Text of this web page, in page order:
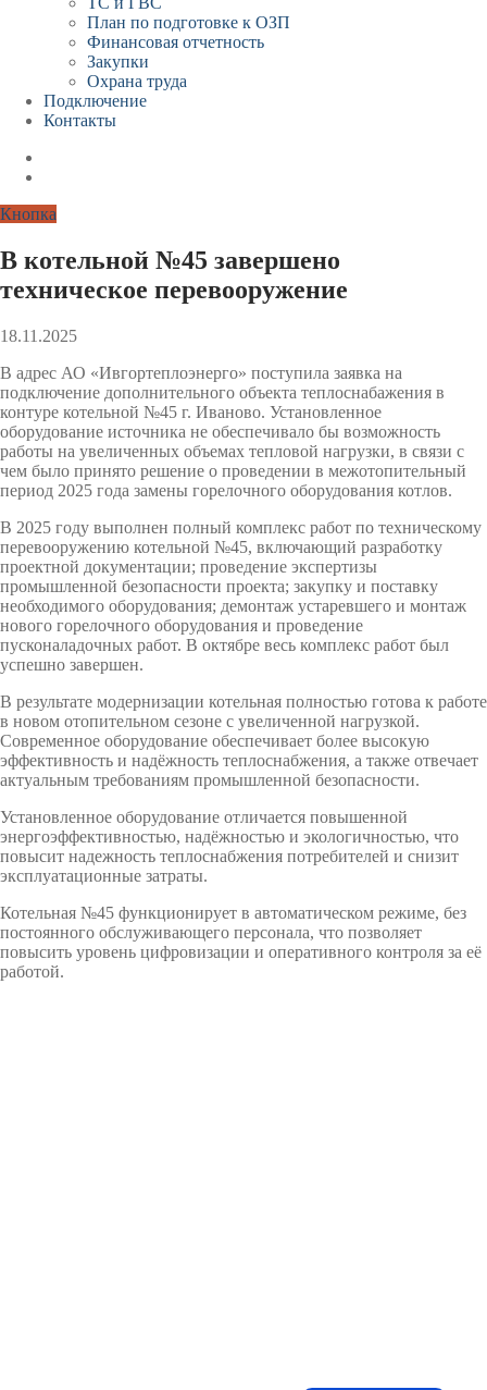
План по подготовке к ОЗП
Финансовая отчетность
Закупки
Охрана труда
Подключение
Контакты
Кнопка
В котельной №45 завершено
техническое перевооружение
18.11.2025
В адрес АО «Ивгортеплоэнерго» поступила заявка на
подключение дополнительного объекта теплоснабажения в
контуре котельной №45 г. Иваново. Установленное
оборудование источника не обеспечивало бы возможность
работы на увеличенных объемах тепловой нагрузки, в связи с
чем было принято решение о проведении в межотопительный
период 2025 года замены горелочного оборудования котлов.
В 2025 году выполнен полный комплекс работ по техническому
перевооружению котельной №45, включающий разработку
проектной документации; проведение экспертизы
промышленной безопасности проекта; закупку и поставку
необходимого оборудования; демонтаж устаревшего и монтаж
нового горелочного оборудования и проведение
пусконаладочных работ. В октябре весь комплекс работ был
успешно завершен.
В результате модернизации котельная полностью готова к работе
в новом отопительном сезоне с увеличенной нагрузкой.
Современное оборудование обеспечивает более высокую
эффективность и надёжность теплоснабжения, а также отвечает
актуальным требованиям промышленной безопасности.
Установленное оборудование отличается повышенной
энергоэффективностью, надёжностью и экологичностью, что
повысит надежность теплоснабжения потребителей и снизит
эксплуатационные затраты.
Котельная №45 функционирует в автоматическом режиме, без
постоянного обслуживающего персонала, что позволяет
повысить уровень цифровизации и оперативного контроля за её
работой.